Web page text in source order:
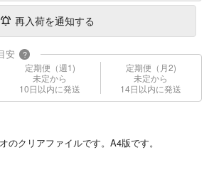
再入荷を通知する
安 ?
定期便（週1)
未定から
10日以内に発送
定期便（月2)
未定から
14日以内に発送
のクリアファイルです。A4版です。